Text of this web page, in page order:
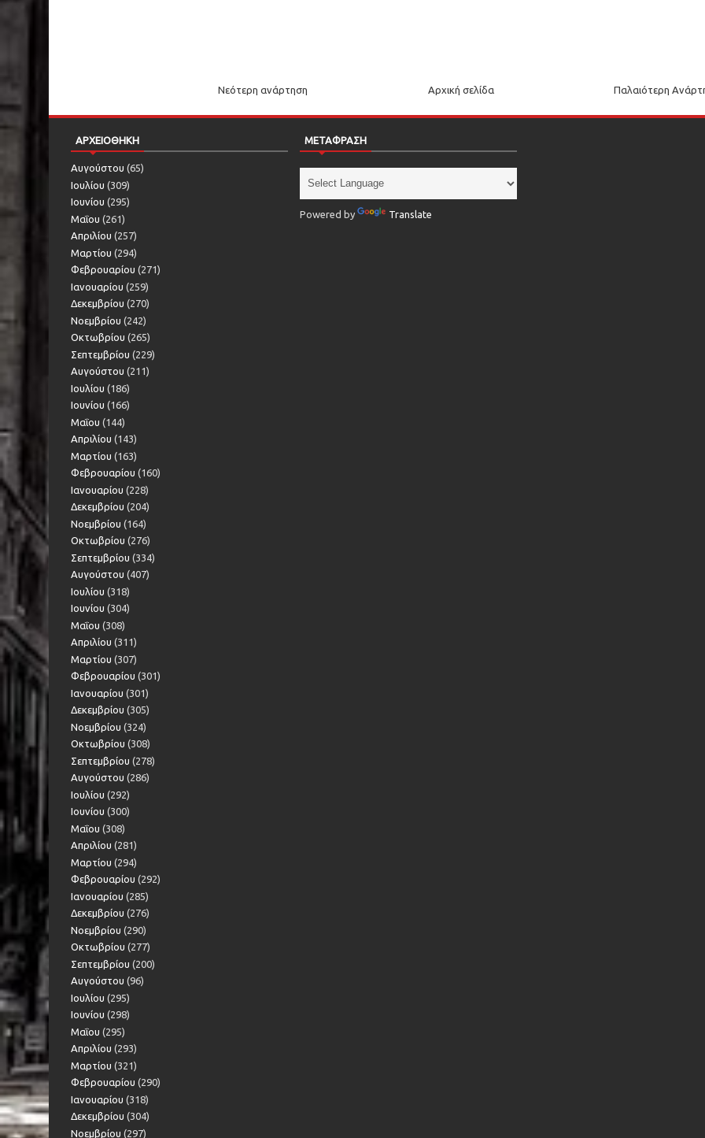
Νεότερη ανάρτηση Παλαιότερη
Αρχική σελίδα
ΑΡΧΕΙΟΘΗΚΗ
Αυγούστου (65)
Ιουλίου (309)
Ιουνίου (295)
Μαΐου (261)
Απριλίου (257)
Μαρτίου (294)
Φεβρουαρίου (271)
Ιανουαρίου (259)
Δεκεμβρίου (270)
Νοεμβρίου (242)
Οκτωβρίου (265)
Σεπτεμβρίου (229)
Αυγούστου (211)
Ιουλίου (186)
Ιουνίου (166)
Μαΐου (144)
Απριλίου (143)
Μαρτίου (163)
Φεβρουαρίου (160)
Ιανουαρίου (228)
Δεκεμβρίου (204)
Νοεμβρίου (164)
Οκτωβρίου (276)
Σεπτεμβρίου (334)
Αυγούστου (407)
Ιουλίου (318)
Ιουνίου (304)
Μαΐου (308)
Απριλίου (311)
Μαρτίου (307)
Φεβρουαρίου (301)
Ιανουαρίου (301)
Δεκεμβρίου (305)
Νοεμβρίου (324)
Οκτωβρίου (308)
Σεπτεμβρίου (278)
Αυγούστου (286)
Ιουλίου (292)
Ιουνίου (300)
Μαΐου (308)
Απριλίου (281)
Μαρτίου (294)
Φεβρουαρίου (292)
Ιανουαρίου (285)
Δεκεμβρίου (276)
Νοεμβρίου (290)
Οκτωβρίου (277)
Σεπτεμβρίου (200)
Αυγούστου (96)
Ιουλίου (295)
Ιουνίου (298)
Μαΐου (295)
Απριλίου (293)
Μαρτίου (321)
Φεβρουαρίου (290)
Ιανουαρίου (318)
Δεκεμβρίου (304)
Νοεμβρίου (297)
ΜΕΤΑΦΡΑΣΗ
Powered by Translate